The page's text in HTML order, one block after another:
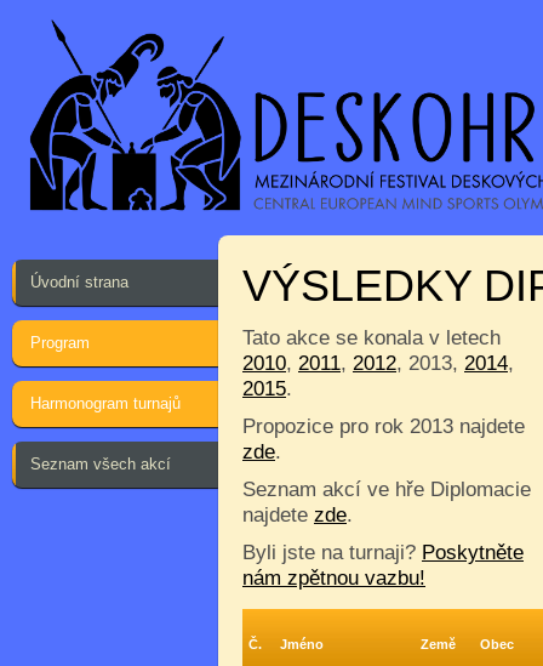
Úvodní strana
Program
Harmonogram turnajů
Seznam všech akcí
VÝSLEDKY
Tato akce se konala v letech
2010, 2011, 2012, 2013, 2014,
2015.
Propozice pro rok 2013 najdete
zde.
Seznam akcí ve hře Diplomacie
najdete zde.
Byli jste na turnaji? Poskytněte
nám zpětnou vazbu!
Č. Jméno Země Obec